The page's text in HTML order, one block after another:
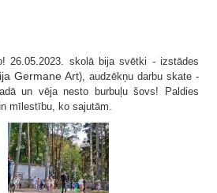
26.05.2023. skolā bija svētki - izstādes
Germane Art), audzēkņu darbu skate -
un vēja nesto burbuļu šovs! Paldies
mīlestību, ko sajutām.